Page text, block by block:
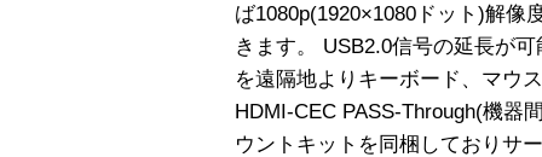
ば1080p(1920×1080ドット)解像
きます。 USB2.0信号の延長が
を遠隔地よりキーボード、マウ
HDMI-CEC PASS-Through(機
ウントキットを同梱しておりサ